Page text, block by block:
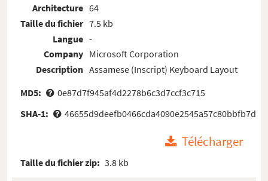
Architecture
Taille du fichier
Langue
Company
Description
64
7.5 kb
-
Microsoft Corporation
Assamese (Inscript) Keyboard Layout
MD5:
0e87d7f945af4d2278b6c3d7ccf3c715
SHA-1:
46655d9deefb0466cda4090e2545a57c80bbfb7d
Télécharger
Taille du fichier zip: 3.8 kb